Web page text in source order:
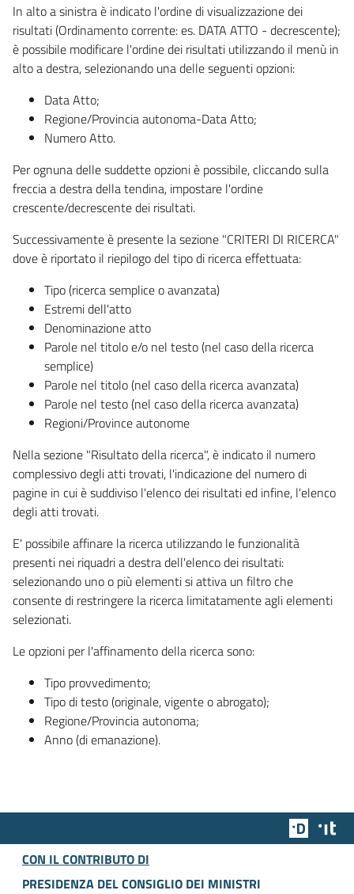
In alto a sinistra è indicato l'ordine di visualizzazione dei
risultati (Ordinamento corrente: es. DATA ATTO - decrescente);
è possibile modificare l'ordine dei risultati utilizzando il menù in
alto a destra, selezionando una delle seguenti opzioni:
Data Atto;
Regione/Provincia autonoma-Data Atto;
Numero Atto.
Per ognuna delle suddette opzioni è possibile, cliccando sulla
freccia a destra della tendina, impostare l'ordine
crescente/decrescente dei risultati.
Successivamente è presente la sezione "CRITERI DI RICERCA"
dove è riportato il riepilogo del tipo di ricerca effettuata:
Tipo (ricerca semplice o avanzata)
Estremi dell'atto
Denominazione atto
Parole nel titolo e/o nel testo (nel caso della ricerca
semplice)
Parole nel titolo (nel caso della ricerca avanzata)
Parole nel testo (nel caso della ricerca avanzata)
Regioni/Province autonome
Nella sezione "Risultato della ricerca", è indicato il numero
complessivo degli atti trovati, l'indicazione del numero di
pagine in cui è suddiviso l'elenco dei risultati ed infine, l'elenco
degli atti trovati.
E' possibile affinare la ricerca utilizzando le funzionalità
presenti nei riquadri a destra dell'elenco dei risultati:
selezionando uno o più elementi si attiva un filtro che
consente di restringere la ricerca limitatamente agli elementi
selezionati.
Le opzioni per l'affinamento della ricerca sono:
Tipo provvedimento;
Tipo di testo (originale, vigente o abrogato);
Regione/Provincia autonoma;
Anno (di emanazione).
Team
CON IL CONTRIBUTO DI
PRESIDENZA DEL CONSIGLIO DEI MINISTRI